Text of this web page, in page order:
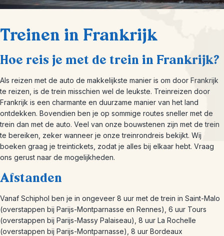
Treinen in Frankrijk
Hoe reis je met de trein in Frankrijk?
Als reizen met de auto de makkelijkste manier is om door Frankrijk
te reizen, is de trein misschien wel de leukste. Treinreizen door
Frankrijk is een charmante en duurzame manier van het land
ontdekken. Bovendien ben je op sommige routes sneller met de
trein dan met de auto. Veel van onze bouwstenen zijn met de trein
te bereiken, zeker wanneer je onze treinrondreis bekijkt. Wij
boeken graag je treintickets, zodat je alles bij elkaar hebt. Vraag
ons gerust naar de mogelijkheden.
Afstanden
Vanaf Schiphol ben je in ongeveer 8 uur met de trein in Saint-Malo
(overstappen bij Parijs-Montparnasse en Rennes), 6 uur Tours
(overstappen bij Parijs-Massy Palaiseau), 8 uur La Rochelle
(overstappen bij Parijs-Montparnasse), 8 uur Bordeaux